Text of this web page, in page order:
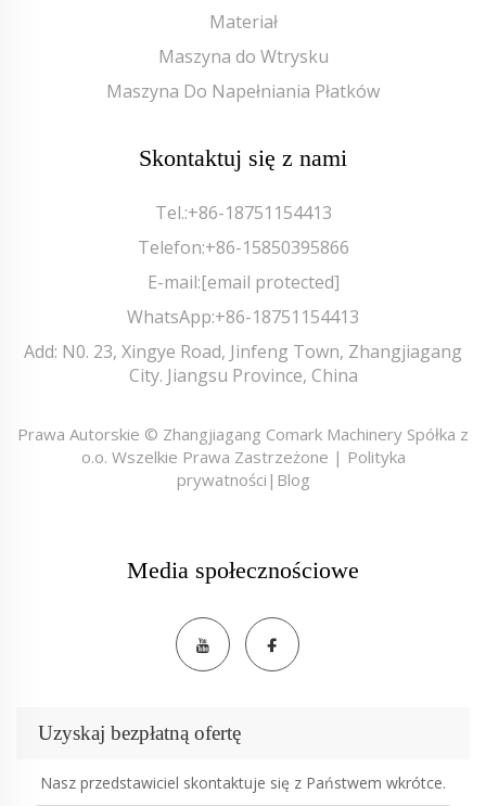
Materiał
Maszyna do Wtrysku
Maszyna Do Napełniania Płatków
Skontaktuj się z nami
Tel.:+86-18751154413
Telefon:+86-15850395866
E-mail:[email protected]
WhatsApp:+86-18751154413
Add: N0. 23, Xingye Road, Jinfeng Town, Zhangjiagang
City. Jiangsu Province, China
Prawa Autorskie © Zhangjiagang Comark Machinery Spółka z
o.o. Wszelkie Prawa Zastrzeżone | Polityka
prywatności | Blog
Media społecznościowe
Uzyskaj bezpłatną ofertę
Nasz przedstawiciel skontaktuje się z Państwem wkrótce.